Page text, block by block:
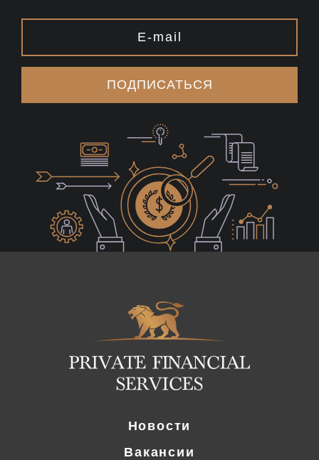
ПОДПИСАТЬСЯ
Новости
Вакансии